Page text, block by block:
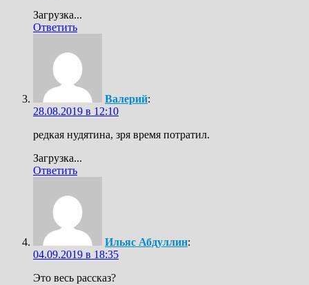
Загрузка...
Ответить
Валерий:
28.08.2019 в 12:10
редкая нудятина, зря время потратил.
Загрузка...
Ответить
Ильяс Абдуллин:
04.09.2019 в 18:35
Это весь рассказ?